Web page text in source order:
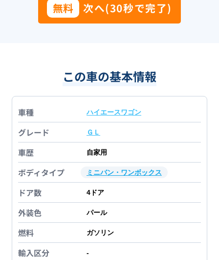
無料 次へ(30秒で完了)
この車の基本情報
車種 ハイエースワゴン
グレード ＧＬ
車歴 自家用
ボディタイプ ミニバン・ワンボックス
ドア数 4 ドア
外装色 パール
燃料 ガソリン
輸入区分 -